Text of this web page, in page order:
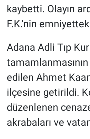
kaybetti. Olayın
F.K.'nin
Adana Adli Tıp
edilen Ahmet
ilçesine getirildi.
düzenlenen
akrabaları ve